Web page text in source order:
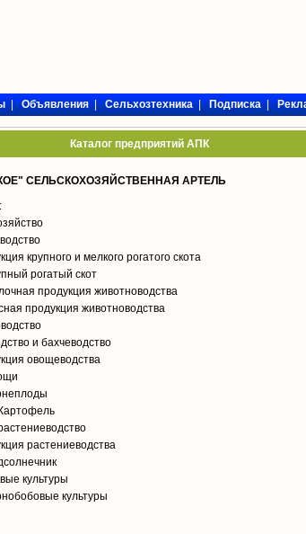
|Объявления|Сельхозтехника|Подписка|
Каталог предприятий АПК
СЕЛЬСКОХОЗЯЙСТВЕННАЯ АРТЕЛЬ
крупного и мелкого рогатого скота
рогатый скот
продукция животноводства
продукция животноводства
и бахчеводство
овощеводства
Картофель
растениеводства
культуры
культуры